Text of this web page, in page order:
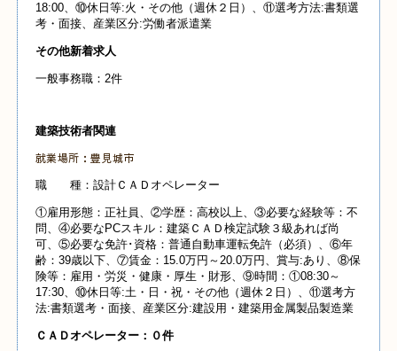
18:00、⑩休日等:火・その他（週休２日）、⑪選考方法:書類選
考・面接、産業区分:労働者派遣業
その他新着求人
一般事務職：2件
建築技術者関連
就業場所：豊見城市
職 種：設計ＣＡＤオペレーター
①雇用形態：正社員、②学歴：高校以上、③必要な経験等：不
問、④必要なPCスキル：建築ＣＡＤ検定試験３級あれば尚
可、⑤必要な免許･資格：普通自動車運転免許（必須）、⑥年
齢：39歳以下、⑦賃金：15.0万円～20.0万円、賞与:あり、⑧保
険等：雇用・労災・健康・厚生・財形、⑨時間：①08:30～
17:30、⑩休日等:土・日・祝・その他（週休２日）、⑪選考方
法:書類選考・面接、産業区分:建設用・建築用金属製品製造業
Ｃ ＡＤオペレーター：０件